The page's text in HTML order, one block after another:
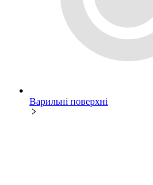
Варильні поверхні